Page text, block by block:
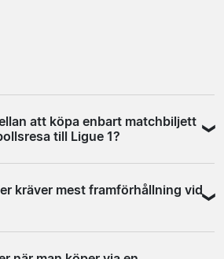
att köpa enbart matchbiljett
till Ligue 1?
med flyg och hotell, ibland
Det förenklar planeringen och
kring matchdagen. Det går
kräver mest framförhållning vid